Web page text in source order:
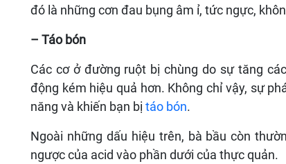
đó là những cơn đau bụng âm ỉ, tức ngực,
– Táo bón
Các cơ ở đường ruột bị chùng do sự tăng
động kém hiệu quả hơn. Không chỉ vậy, sự
năng và khiến bạn bị táo bón.
Ngoài những dấu hiệu trên, bà bầu còn
ngược của acid vào phần dưới của thực quản.